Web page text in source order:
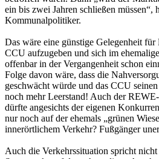
ein bis zwei Jahren schließen müssen“,
Kommunalpolitiker.
Das wäre eine günstige Gelegenheit
CCU aufzugeben und sich im
offenbar in der Vergangenheit schon
Folge davon wäre, dass die
geschwächt würde und das CCU
noch mehr Leerstand! Auch der
dürfte angesichts der eigenen
nur noch auf der ehemals „grünen
innerörtlichem Verkehr? Fußgänger
Auch die Verkehrssituation spricht